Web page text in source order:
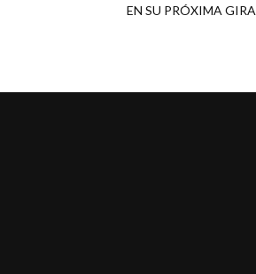
EN SU PRÓXIMA GIRA